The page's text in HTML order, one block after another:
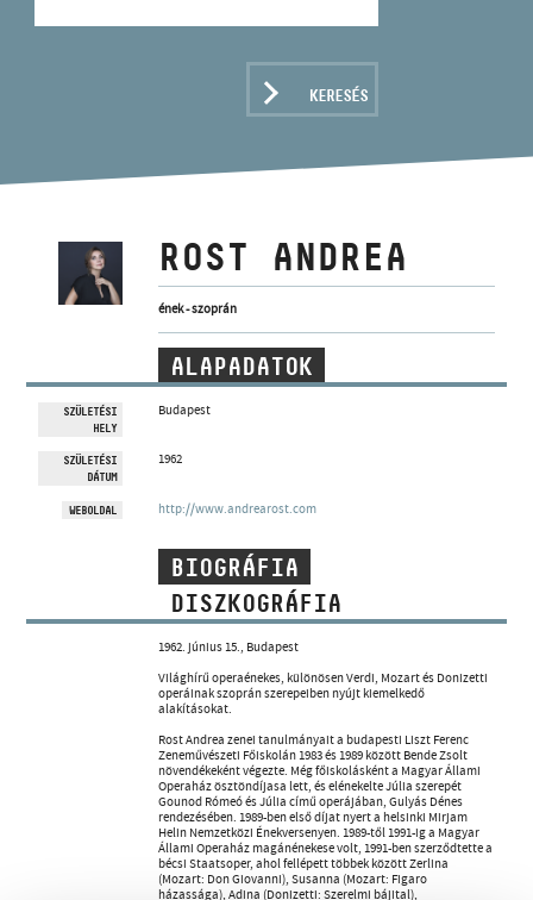
NYITVA TARTÁS
MŰVÉSZADATBÁZIS
ZENEMŰ-ADATBÁZIS
KERESÉS
ROST ANDREA
ének - szoprán
ALAPADATOK
SZÜLETÉSI
HELY
Budapest
SZÜLETÉSI
DÁTUM
1962
WEBOLDAL http://www.andrearost.com
BIOGRÁFIA
DISZKOGRÁFIA
1962. június 15., Budapest
Világhírű operaénekes, különösen Verdi, Mozart és Donizetti
operáinak szoprán szerepeiben nyújt kiemelkedő
alakításokat.
Rost Andrea zenei tanulmányait a budapesti Liszt Ferenc
Zeneművészeti Főiskolán 1983 és 1989 között Bende Zsolt
növendékeként végezte. Még főiskolásként a Magyar Állami
Operaház ösztöndíjasa lett, és elénekelte Júlia szerepét
Gounod Rómeó és Júlia című operájában, Gulyás Dénes
rendezésében. 1989-ben első díjat nyert a helsinki Mirjam
Helin Nemzetközi Énekversenyen. 1989-től 1991-ig a Magyar
Állami Operaház magánénekese volt, 1991-ben szerződtette a
bécsi Staatsoper, ahol fellépett többek között Zerlina
(Mozart: Don Giovanni), Susanna (Mozart: Figaro
házassága), Adina (Donizetti: Szerelmi bájital),